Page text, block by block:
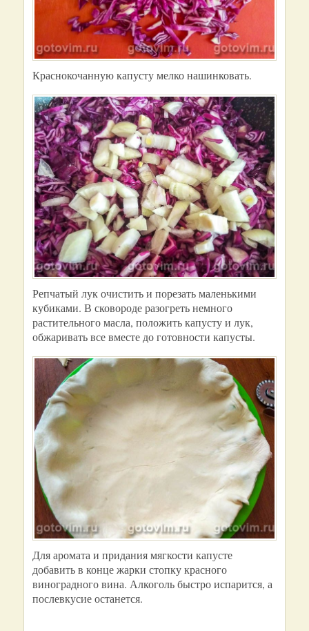
Краснокочанную капусту мелко нашинковать.
Репчатый лук очистить и порезать маленькими
кубиками. В сковороде разогреть немного
растительного масла, положить капусту и лук,
обжаривать все вместе до готовности капусты.
Для аромата и придания мягкости капусте
добавить в конце жарки стопку красного
виноградного вина. Алкоголь быстро испарится, а
послевкусие останется.